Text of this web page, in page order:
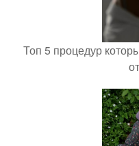
Топ 5 процедур